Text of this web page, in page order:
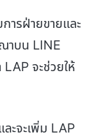
ารฝ่ายขายและ
าบน LINE
จะช่วยให้
ละจะเพิ่ม LAP